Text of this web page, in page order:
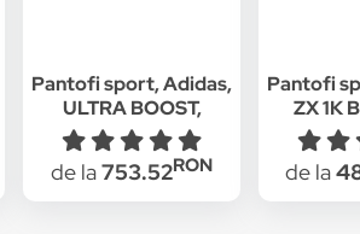
Pantofi sport, Adidas,
ULTRA BOOST,
S80732, Textil, Rosu,
37 1/3 EU
de la753.52RON
Pantofi
ZX 1K
FY3630,
2/
de la